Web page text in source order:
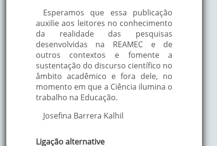
Esperamos que essa publicação
auxilie aos leitores no conhecimento
da realidade das pesquisas
desenvolvidas na REAMEC e de
outros contextos e fomente a
sustentação do discurso científico no
âmbito acadêmico e fora dele, no
momento em que a Ciência ilumina o
trabalho na Educação.
Josefina Barrera Kalhil
Ligação alternative